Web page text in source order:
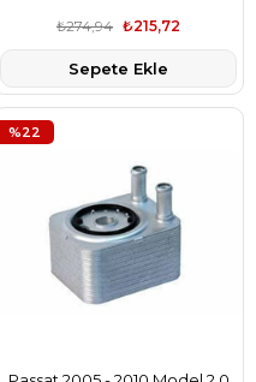
₺215,72
₺274,94
Sepete Ekle
%22